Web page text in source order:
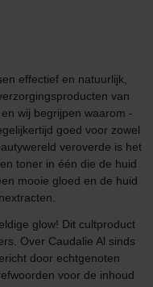
effectief en natuurlijk,
van
wij begrijpen waarom -
goed voor zowel
veroverde is het
toner in één die de huid
mooie gloed en de huid
glow! Dit cultproduct
Over Caudalie Al sinds
door echtgenoten
voor de inhoud